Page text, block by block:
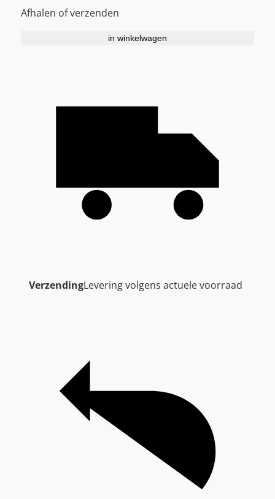
Afhalen of verzenden
in winkelwagen
VerzendingLevering volgens actuele voorraad